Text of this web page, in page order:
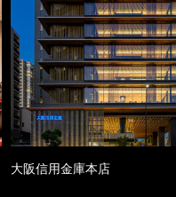
大阪信用金庫本店